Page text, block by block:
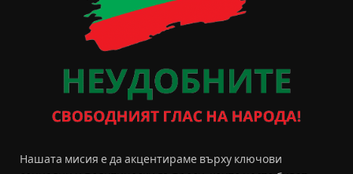
Нашата мисия е да акцентираме върху ключови